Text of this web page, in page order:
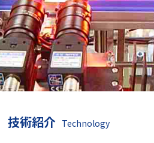
技術紹介 Technology